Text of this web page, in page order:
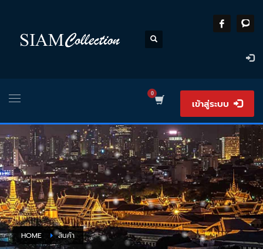
เข้าสู่ระบบ
HOME สินค้า